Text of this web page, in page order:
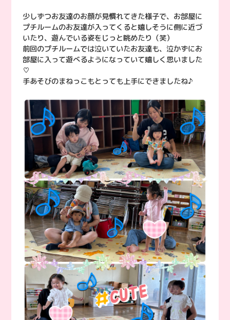
少しずつお友達のお顔が見慣れてきた様子で、お部屋に
プチルームのお友達が入ってくると嬉しそうに側に近づ
いたり、遊んでいる姿をじっと眺めたり（笑）
前回のプチルームでは泣いていたお友達も、泣かずにお
部屋に入って遊べるようになっていて嬉しく思いました
♡
手あそびのまねっこもとっても上手にできましたね♪